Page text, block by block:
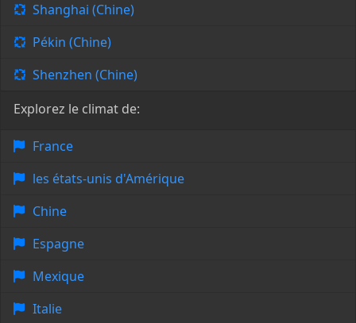
Shanghai (Chine)
Pékin (Chine)
Shenzhen (Chine)
Explorez le climat de:
France
les états-unis d'Amérique
Chine
Espagne
Mexique
Italie